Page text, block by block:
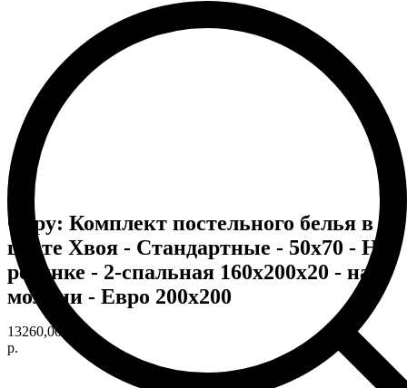
Copy: Комплект постельного белья в
цвете Хвоя - Стандартные - 50х70 - На
резинке - 2-спальная 160х200х20 - на
молнии - Евро 200х200
13260,00
р.